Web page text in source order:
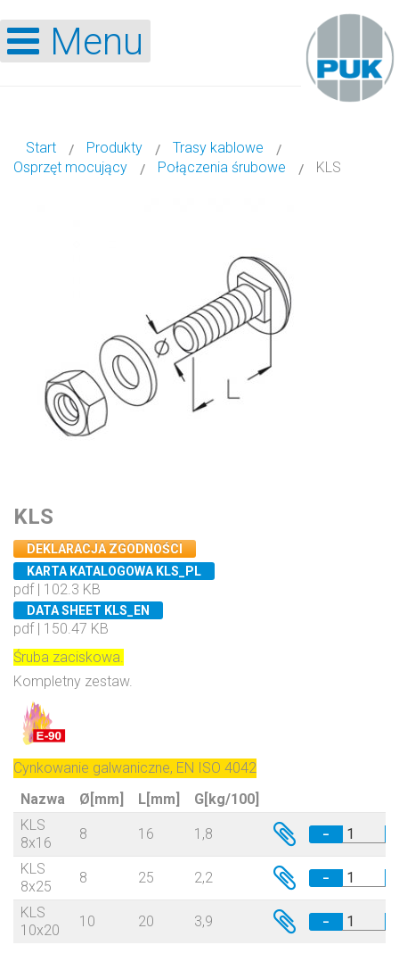
Menu
Start Produkty
Trasy kablowe
Osprzęt mocujący
Połączenia śrubowe KLS
KLS
DEKLARACJA ZGODNOŚCI
KARTA KATALOGOWA KLS_PL
pdf | 102.3 KB
DATA SHEET KLS_EN
pdf | 150.47 KB
Śruba zaciskowa.
Kompletny zestaw.
Cynkowanie galwaniczne, EN ISO 4042
Nazwa
Ø[mm] L[mm]
G[kg/100]
KLS
8x16
8 16 1,8 −
KLS
8x25
8 25 2,2 −
KLS
10x20
10 20 3,9 −